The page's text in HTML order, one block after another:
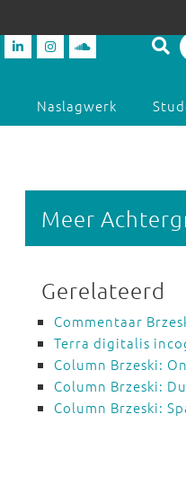
Naslagwerk
Meer
Gerelateerd
Commentaar
Terra digitalis
Column Brzeski:
Column Brzeski:
Column Brzeski: